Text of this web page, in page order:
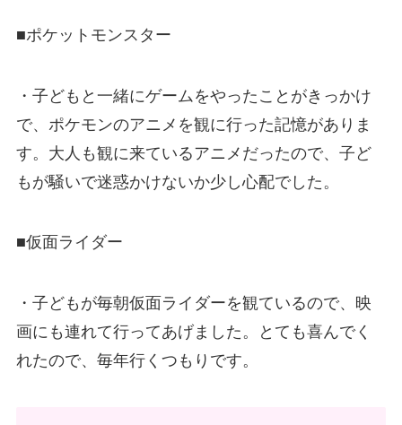
■ポケットモンスター
・子どもと一緒にゲームをやったことがきっかけ
で、ポケモンのアニメを観に行った記憶がありま
す。大人も観に来ているアニメだったので、子ど
もが騒いで迷惑かけないか少し心配でした。
■仮面ライダー
・子どもが毎朝仮面ライダーを観ているので、映
画にも連れて行ってあげました。とても喜んでく
れたので、毎年行くつもりです。